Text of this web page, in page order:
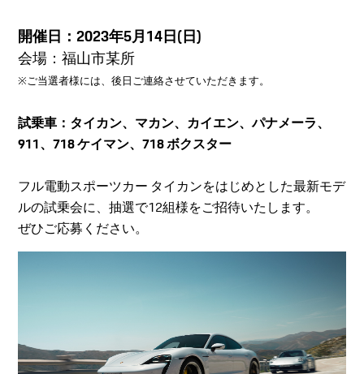
開催日：2023年5月14日(日)
会場：福山市某所
※ご当選者様には、後日ご連絡させていただきます。
試乗車：タイカン、マカン、カイエン、パナメーラ、
911、718 ケイマン、718 ボクスター
フル電動スポーツカー タイカンをはじめとした最新モデ
ルの試乗会に、抽選で12組様をご招待いたします。
ぜひご応募ください。